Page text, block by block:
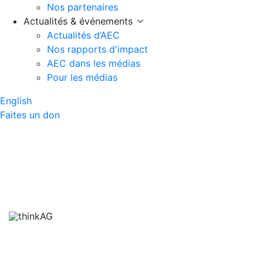
Nos partenaires
Actualités & événements
Actualités d’AEC
Nos rapports d'impact
AEC dans les médias
Pour les médias
English
Faites un don